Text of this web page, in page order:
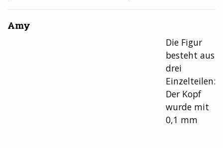
Amy
Die Figur
besteht aus
drei
Einzelteilen:
Der Kopf
wurde mit
0,1 mm